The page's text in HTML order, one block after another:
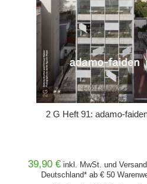
2 G Heft 91: adamo-
39,90 € inkl. MwSt. und Versand
Deutschland* ab € 50